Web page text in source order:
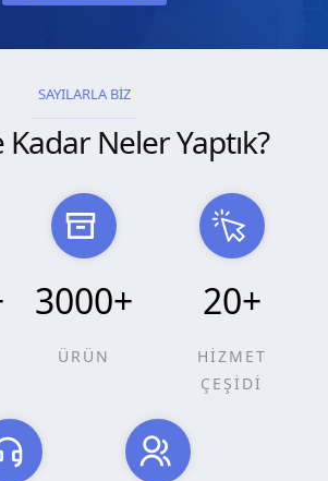
SAYILARLA BİZ
Neler Yaptık?
3000+
ÜRÜN
20+
HİZMET
ÇEŞİDİ